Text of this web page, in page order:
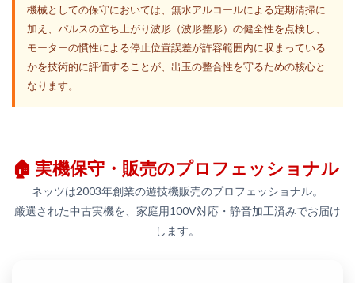
機械としての保守においては、無水アルコールによる定期清掃に
加え、パルスの立ち上がり波形（波形整形）の健全性を点検し、
モーターの慣性による停止位置誤差が許容範囲内に収まっている
かを技術的に評価することが、出玉の整合性を守るための核心と
なります。
🏠 実機保守・販売のプロフェッショナル
ネッツは2003年創業の遊技機販売のプロフェッショナル。
厳選された中古実機を、家庭用100V対応・静音加工済みでお届け
します。